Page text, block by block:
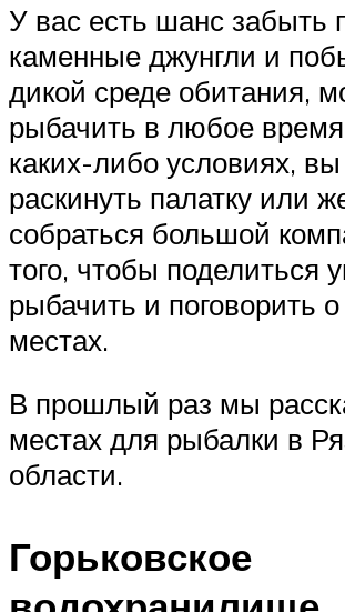
У вас есть шанс забыть
каменные джунгли и
дикой среде обитания,
рыбачить в любое время
каких-либо условиях,
раскинуть палатку или
собраться большой
того, чтобы поделиться
рыбачить и поговорить
местах.
В прошлый раз мы
местах для рыбалки в
области.
Горьковское